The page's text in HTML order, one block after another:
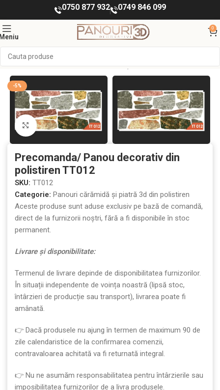
0750 877 932 0749 846 099
0
INTERIOR Panouri cărămidă și piatră 3d din polistiren
-5%
Mărește imaginea
Precomanda/ Panou decorativ din
polistiren TT012
SKU: TT012
Categorie: Panouri cărămidă și piatră 3d din polistiren
Aceste produse sunt aduse exclusiv pe bază de comandă,
direct de la furnizorii noștri, fără a fi disponibile în stoc
permanent.
Livrare și disponibilitate:
Termenul de livrare depinde de disponibilitatea furnizorilor.
În situații independente de voința noastră (lipsă stoc,
întârzieri de producție sau transport), livrarea poate fi
amânată.
👉 Dacă produsele nu ajung în termen de maximum 90 de
zile calendaristice de la confirmarea comenzii,
contravaloarea achitată va fi returnată integral.
👉 Nu ne asumăm responsabilitatea pentru întârzierile sau
imposibilitatea furnizorilor de a livra produsele.